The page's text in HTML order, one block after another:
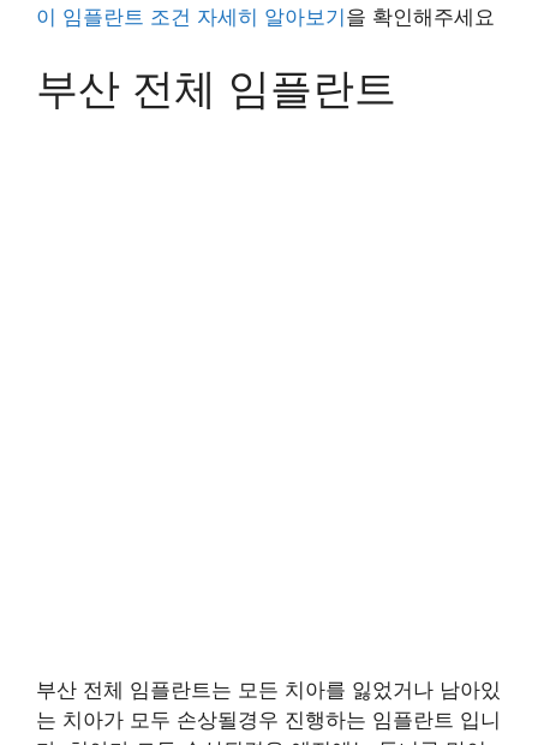
이 임플란트 조건 자세히 알아보기을 확인해주세요
부산 전체 임플란트
부산 전체 임플란트는 모든 치아를 잃었거나 남아있
는 치아가 모두 손상될경우 진행하는 임플란트 입니